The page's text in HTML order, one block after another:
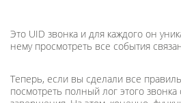
Это UID звонка и для каждого он
нему просмотреть все события
Теперь, если вы сделали все
посмотреть полный лог этого